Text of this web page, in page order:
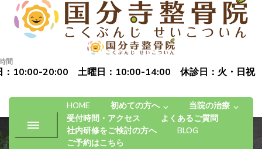
高松市で肩こり・腰痛・坐骨神
経痛の整体なら国分寺整骨院
「お体の不安を自信に変える」完全予約制の自費治療専門の整
骨院です
間
：10:00-20:00 土曜日：10:00-14:00 休診日：火・日祝
HOME 初めての方へ
当院の治療
受付時間・アクセス
よくあるご質問
社内研修をご検討の方へ
BLOG
ご予約はこちら